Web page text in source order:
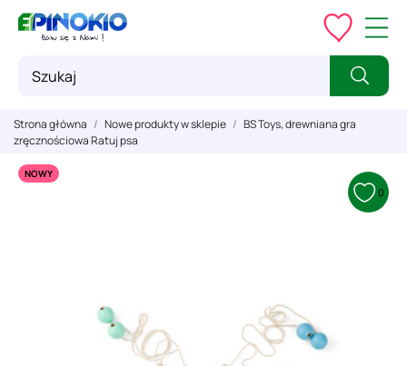
Strona główna Nowe produkty w sklepie
BS Toys, drewniana gra
zręcznościowa Ratuj psa
NOWY
0